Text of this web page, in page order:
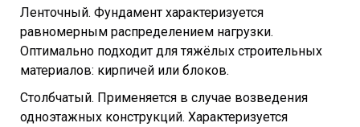
Ленточный. Фундамент характеризуется
равномерным распределением нагрузки.
Оптимально подходит для тяжёлых строительных
материалов: кирпичей или блоков.
Столбчатый. Применяется в случае возведения
одноэтажных конструкций. Характеризуется